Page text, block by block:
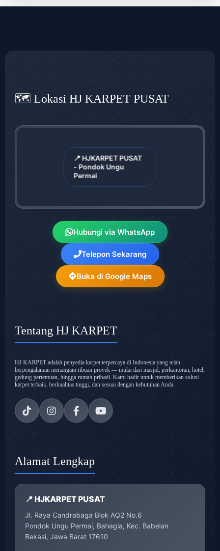
🗺️ Lokasi HJ KARPET PUSAT
📍 HJKARPET PUSAT
- Pondok Ungu
Permai
Hubungi via WhatsApp
Telepon Sekarang
Buka di Google Maps
Tentang HJ KARPET
HJ KARPET adalah penyedia karpet terpercaya di Indonesia yang telah
berpengalaman menangani ribuan proyek — mulai dari masjid, perkantoran, hotel,
gedung pertemuan, hingga rumah pribadi. Kami hadir untuk memberikan solusi
karpet terbaik, berkualitas tinggi, dan sesuai dengan kebutuhan Anda.
Alamat Lengkap
📍 HJKARPET PUSAT
Jl. Raya Candrabaga Blok AQ2 No.6
Pondok Ungu Permai, Bahagia, Kec. Babelan
Bekasi, Jawa Barat 17610